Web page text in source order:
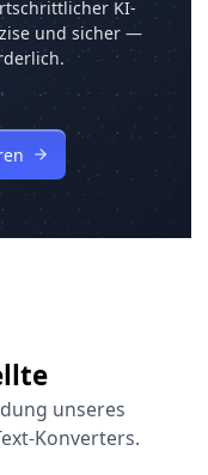
KI-
und sicher —
unseres
Konverters.